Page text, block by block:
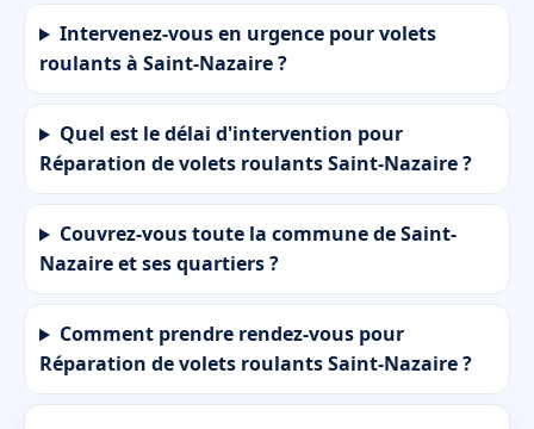
Intervenez-vous en urgence pour volets
roulants à Saint-Nazaire ?
Quel est le délai d'intervention pour
Réparation de volets roulants Saint-Nazaire ?
Couvrez-vous toute la commune de Saint-
Nazaire et ses quartiers ?
Comment prendre rendez-vous pour
Réparation de volets roulants Saint-Nazaire ?